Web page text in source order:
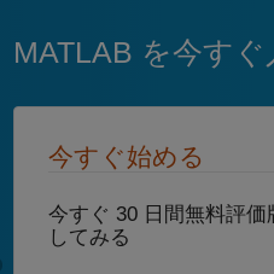
MATLAB を今すぐ
今すぐ始める
今すぐ 30 日間無料評価
してみる